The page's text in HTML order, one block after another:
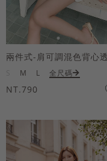
M L 全尺碼
NT.790